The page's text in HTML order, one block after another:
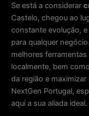
Se está a considerar
Castelo, chegou ao
constante evolução,
para qualquer
melhores
localmente, bem
da região e
NextGen Portugal,
aqui a sua aliada ideal.